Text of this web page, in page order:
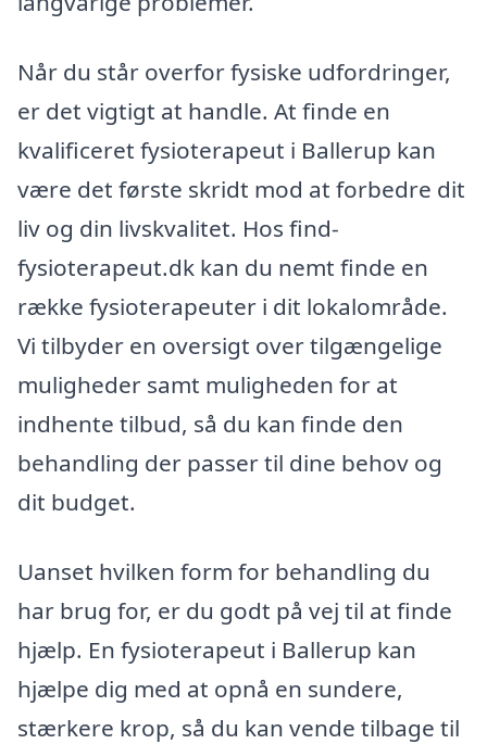
Når du står overfor fysiske udfordringer,
er det vigtigt at handle. At finde en
kvalificeret fysioterapeut i Ballerup kan
være det første skridt mod at forbedre dit
liv og din livskvalitet. Hos find-
fysioterapeut.dk kan du nemt finde en
række fysioterapeuter i dit lokalområde.
Vi tilbyder en oversigt over tilgængelige
muligheder samt muligheden for at
indhente tilbud, så du kan finde den
behandling der passer til dine behov og
dit budget.
Uanset hvilken form for behandling du
har brug for, er du godt på vej til at finde
hjælp. En fysioterapeut i Ballerup kan
hjælpe dig med at opnå en sundere,
stærkere krop, så du kan vende tilbage til